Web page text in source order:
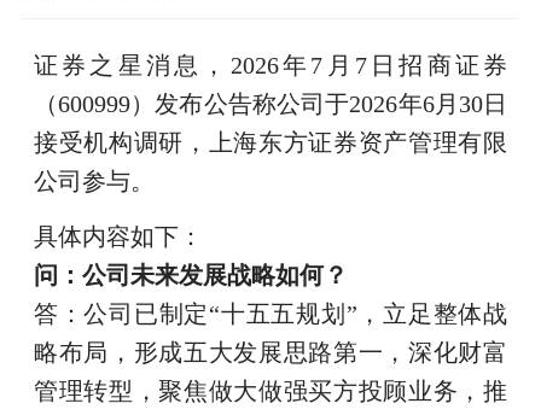
证券之星消息，2026年7月7日招商证券
（600999）发布公告称公司于2026年6月30日
接受机构调研，上海东方证券资产管理有限
公司参与。
具体内容如下：
问：公司未来发展战略如何？
答：公司已制定“十五五规划”，立足整体战
略布局，形成五大发展思路第一，深化财富
管理转型，聚焦做大做强买方投顾业务，推